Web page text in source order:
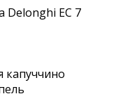
Delonghi EC 7
капуччино